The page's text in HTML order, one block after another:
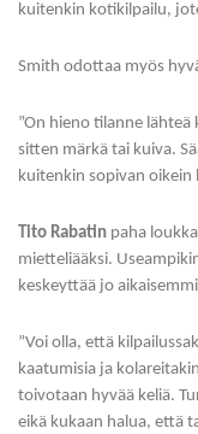
kuitenkin kotikilpailu,
Smith odottaa myös
”On hieno tilanne
sitten märkä tai kuiva.
kuitenkin sopivan oikein
Tito Rabatin paha
mietteliääksi.
keskeyttää jo
”Voi olla, että
kaatumisia ja
toivotaan hyvää keliä.
eikä kukaan halua, että